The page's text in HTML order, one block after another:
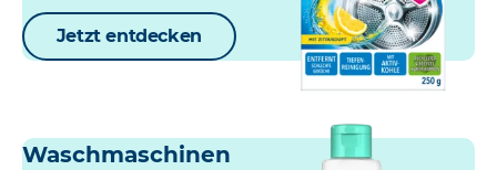
Jetzt entdecken
Waschmaschinen